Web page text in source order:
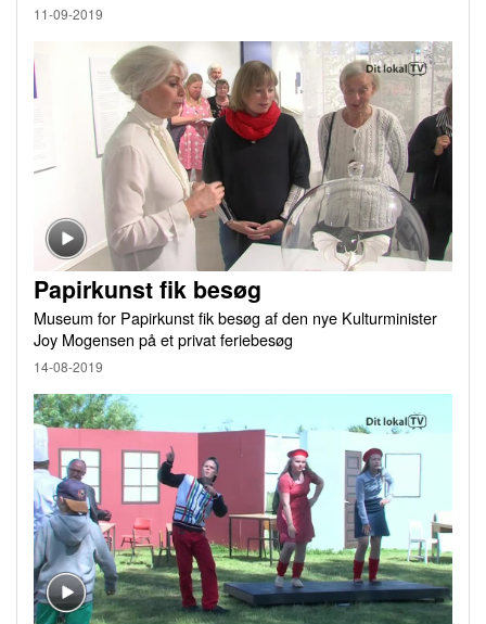
11-09-2019
Papirkunst fik besøg
Museum for Papirkunst fik besøg af den nye Kulturminister
Joy Mogensen på et privat feriebesøg
14-08-2019